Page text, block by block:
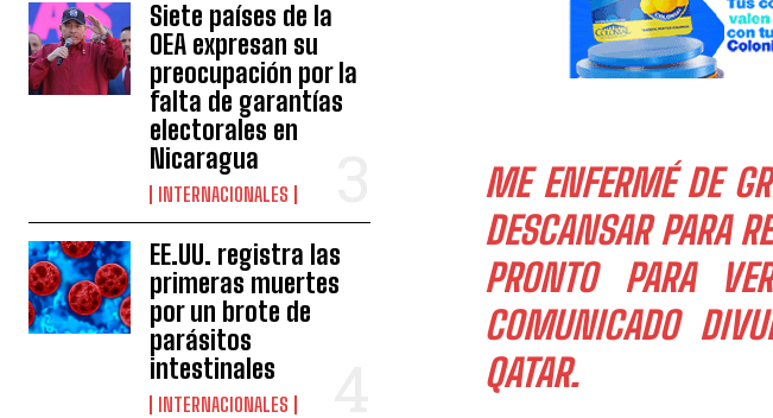
Siete países de la
OEA expresan su
preocupación por la
falta de garantías
electorales en
Nicaragua
INTERNACIONALES
EE.UU. registra las
primeras muertes
por un brote de
parásitos
intestinales
INTERNACIONALES
ME ENFERMÉ DE
DESCANSAR PARA
PRONTO PARA
COMUNICADO
QATAR.